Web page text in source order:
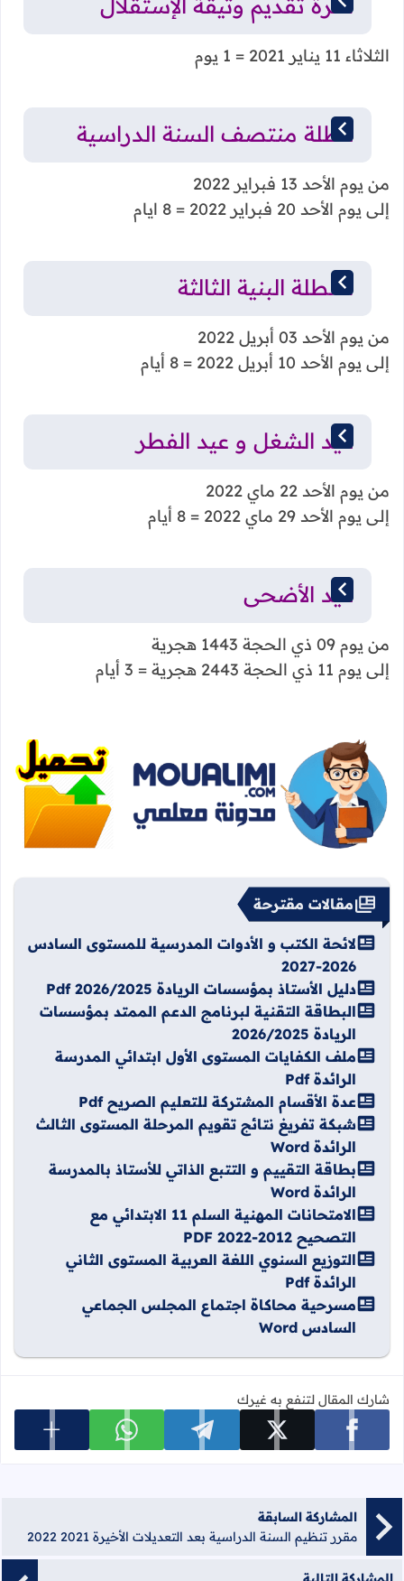
ذكرة تقديم وثيقة الإستقلال
الثلاثاء 11 يناير 2021 = 1 يوم
عطلة منتصف السنة الدراسية
من يوم الأحد 13 فبراير 2022
إلى يوم الأحد 20 فبراير 2022 = 8 ايام
العطلة البنية الثالثة
من يوم الأحد 03 أبريل 2022
إلى يوم الأحد 10 أبريل 2022 = 8 أيام
عيد الشغل و عيد الفطر
من يوم الأحد 22 ماي 2022
إلى يوم الأحد 29 ماي 2022 = 8 أيام
عيد الأضحى
من يوم 09 ذي الحجة 1443 هجرية
إلى يوم 11 ذي الحجة 2443 هجرية = 3 أيام
مقالات مقترحة
لائحة الكتب و الأدوات المدرسية للمستوى السادس
2026-2027
دليل الأستاذ بمؤسسات الريادة 2026/2025 Pdf
البطاقة التقنية لبرنامج الدعم الممتد بمؤسسات
الريادة 2026/2025
ملف الكفايات المستوى الأول ابتدائي المدرسة
الرائدة Pdf
عدة الأقسام المشتركة للتعليم الصريح Pdf
شبكة تفريغ نتائج تقويم المرحلة المستوى الثالث
الرائدة Word
بطاقة التقييم و التتبع الذاتي للأستاذ بالمدرسة
الرائدة Word
الامتحانات المهنية السلم 11 الابتدائي مع
التصحيح 2012-2022 PDF
التوزيع السنوي اللغة العربية المستوى الثاني
الرائدة Pdf
مسرحية محاكاة اجتماع المجلس الجماعي
السادس Word
شارك المقال لتنفع به غيرك
شارك على facebook شارك على x شارك على telegram شارك على whatsapp عرض
المشاركة السابقة
مقرر تنظيم السنة الدراسية بعد التعديلات الأخيرة 2021 2022